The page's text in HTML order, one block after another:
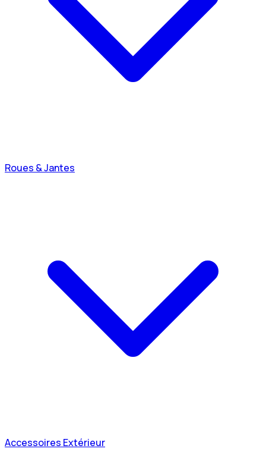
Roues & Jantes
Accessoires Extérieur